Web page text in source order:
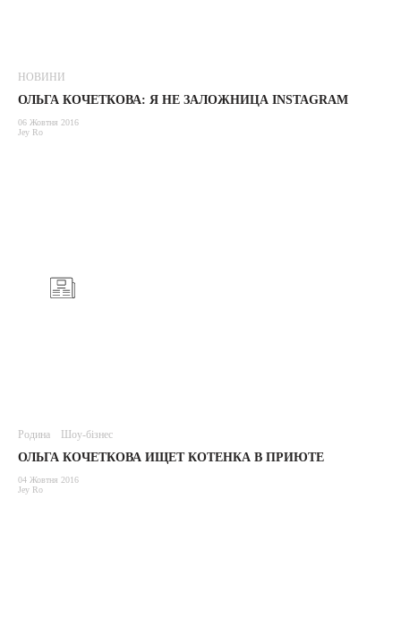
НОВИНИ
ОЛЬГА КОЧЕТКОВА: Я НЕ ЗАЛОЖНИЦА INSTAGRAM
06 Жовтня 2016
Jey Ro
Родина Шоу-бізнес
ОЛЬГА КОЧЕТКОВА ИЩЕТ КОТЕНКА В ПРИЮТЕ
04 Жовтня 2016
Jey Ro